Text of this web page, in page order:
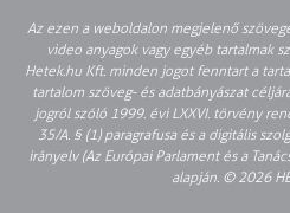
Az ezen a weboldalon megjelenő
video anyagok vagy egyéb tartalmak
Hetek.hu Kft. minden jogot fenntart a
tartalom szöveg- és adatbányászat
jogról szóló 1999. évi LXXVI. törvény
35/A. § (1) paragrafusa és a digitális
irányelv (Az Európai Parlament és a
alapján. © 2026